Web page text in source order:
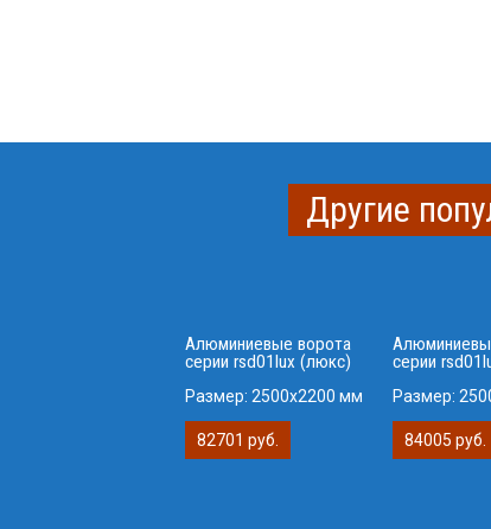
Другие
Алюминиевые ворота
серии rsd01lux (люкс)
Размер:2500x2200 мм
82701 руб.
серии
Размер:
84005 руб.